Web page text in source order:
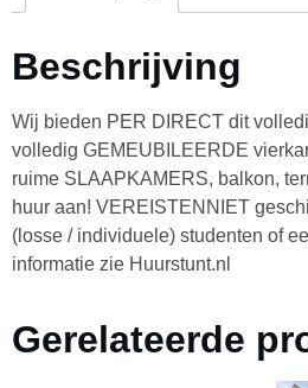
Beschrijving
Wij bieden PER DIRECT dit
volledig GEMEUBILEERDE
ruime SLAAPKAMERS, balkon,
huur aan! VEREISTENNIET
(losse / individuele) studenten of
informatie zie Huurstunt.nl
Gerelateerde